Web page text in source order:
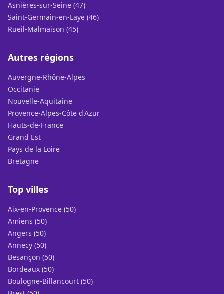
Asnières-sur-Seine (47)
Saint-Germain-en-Laye (46)
Rueil-Malmaison (45)
Autres régions
Auvergne-Rhône-Alpes
Occitanie
Nouvelle-Aquitaine
Provence-Alpes-Côte d'Azur
Hauts-de-France
Grand Est
Pays de la Loire
Bretagne
Top villes
Aix-en-Provence (50)
Amiens (50)
Angers (50)
Annecy (50)
Besançon (50)
Bordeaux (50)
Boulogne-Billancourt (50)